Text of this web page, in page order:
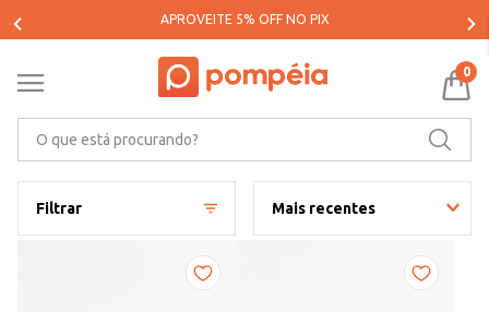
PARCELE SUAS COMPRAS EM ATÉ 5X SEM JUROS*
0
Filtrar Mais recentes